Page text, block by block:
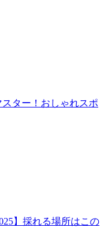
ター！おしゃれスポ
】採れる場所はこの